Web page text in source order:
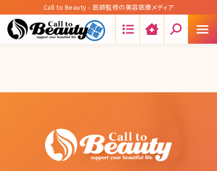
Call to Beauty - 医師監修の美容医療メディア